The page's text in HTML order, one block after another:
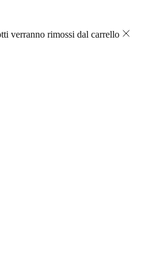
verranno rimossi dal carrello